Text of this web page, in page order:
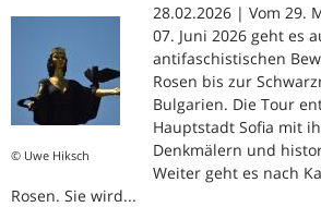
© Uwe Hiksch
28.02.2026 | Vom 29.
07. Juni 2026 geht es
antifaschistischen
Rosen bis zur
Bulgarien. Die Tour
Hauptstadt Sofia mit
Denkmälern und
Weiter geht es nach
Rosen. Sie wird...